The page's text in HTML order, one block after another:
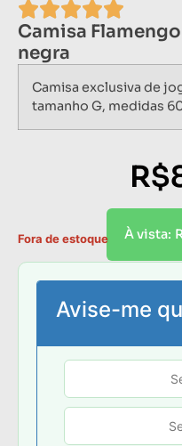
Camisa
negra
Camisa exclusiva de
tamanho G, medidas
R$
À vista:
Fora de estoque
Avise-me